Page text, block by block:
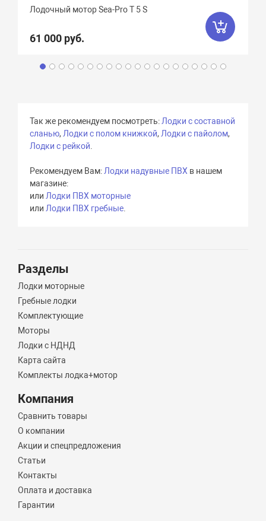
Лодочный мотор Sea-Pro Т 5 S
61 000 руб.
Так же рекомендуем посмотреть: Лодки с составной
сланью, Лодки с полом книжкой, Лодки с пайолом,
Лодки с рейкой
Рекомендуем Вам: Лодки надувные ПВХ в нашем
магазине:
или Лодки ПВХ моторные
или Лодки ПВХ гребные
Разделы
Лодки моторные
Гребные лодки
Комплектующие
Моторы
Лодки с НДНД
Карта сайта
Комплекты лодка+мотор
Компания
Сравнить товары
О компании
Акции и спецпредложения
Статьи
Контакты
Оплата и доставка
Гарантии